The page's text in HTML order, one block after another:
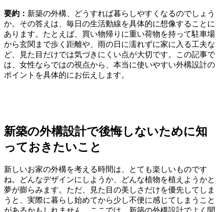
要約： 新築の外構、どうすれば暮らしやすくなるのでしょう
か。その答えは、毎日の生活動線を具体的に想像することに
あります。たとえば、買い物帰りに重い荷物を持って駐車場
から玄関まで歩く距離や、雨の日に濡れずに家に入る工夫な
ど、見た目だけでは気づきにくい点が大切です。この記事で
は、女性ならではの視点から、本当に使いやすい外構設計の
ポイントを具体的にお伝えします。
新築の外構設計で後悔しないために知
っておきたいこと
新しいお家の外構を考える時間は、とても楽しいものです
ね。どんなデザインにしようか、どんな植物を植えようかと
夢が膨らみます。ただ、見た目の美しさだけを優先してしま
うと、実際に暮らし始めてから少し不便に感じてしまうこと
があるかもしれません。ここでは、新築の外構設計でよく聞